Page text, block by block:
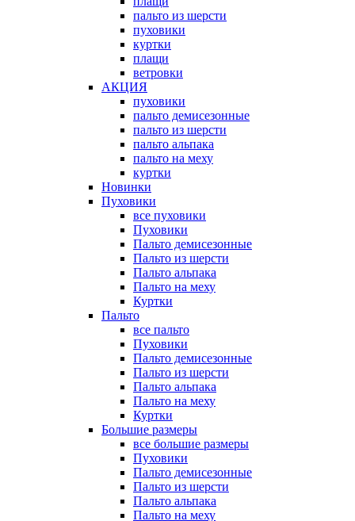
пальто из шерсти
пуховики
куртки
плащи
ветровки
АКЦИЯ
пуховики
пальто демисезонные
пальто из шерсти
пальто альпака
пальто на меху
куртки
Новинки
Пуховики
все пуховики
Пуховики
Пальто демисезонные
Пальто из шерсти
Пальто альпака
Пальто на меху
Куртки
Пальто
все пальто
Пуховики
Пальто демисезонные
Пальто из шерсти
Пальто альпака
Пальто на меху
Куртки
Большие размеры
все большие размеры
Пуховики
Пальто демисезонные
Пальто из шерсти
Пальто альпака
Пальто на меху